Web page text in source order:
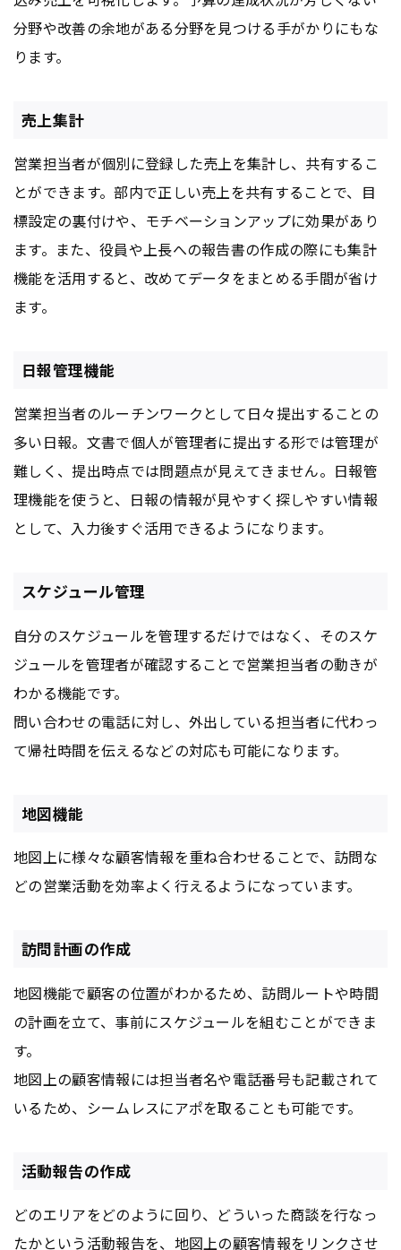
分野や改善の余地がある分野を見つける手がかりにもな
ります。
売上集計
営業担当者が個別に登録した売上を集計し、共有するこ
とができます。部内で正しい売上を共有することで、目
標設定の裏付けや、モチベーションアップに効果があり
ます。また、役員や上長への報告書の作成の際にも集計
機能を活用すると、改めてデータをまとめる手間が省け
ます。
日報管理機能
営業担当者のルーチンワークとして日々提出することの
多い日報。文書で個人が管理者に提出する形では管理が
難しく、提出時点では問題点が見えてきません。日報管
理機能を使うと、日報の情報が見やすく探しやすい情報
として、入力後すぐ活用できるようになります。
スケジュール管理
自分のスケジュールを管理するだけではなく、そのスケ
ジュールを管理者が確認することで営業担当者の動きが
わかる機能です。
問い合わせの電話に対し、外出している担当者に代わっ
て帰社時間を伝えるなどの対応も可能になります。
地図機能
地図上に様々な顧客情報を重ね合わせることで、訪問な
どの営業活動を効率よく行えるようになっています。
訪問計画の作成
地図機能で顧客の位置がわかるため、訪問ルートや時間
の計画を立て、事前にスケジュールを組むことができま
す。
地図上の顧客情報には担当者名や電話番号も記載されて
いるため、シームレスにアポを取ることも可能です。
活動報告の作成
どのエリアをどのように回り、どういった商談を行なっ
たかという活動報告を、地図上の顧客情報を リンクさせ